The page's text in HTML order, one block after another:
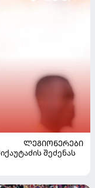
ᲚᲔᲒᲘᲝᲜᲔᲠᲔᲑᲘ
შეძენას